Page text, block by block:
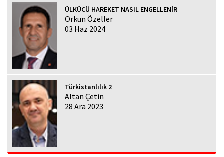
ÜLKÜCÜ HAREKET NASIL ENGELLENİR
Orkun Özeller
03 Haz 2024
Türkistanlılık 2
Altan Çetin
28 Ara 2023